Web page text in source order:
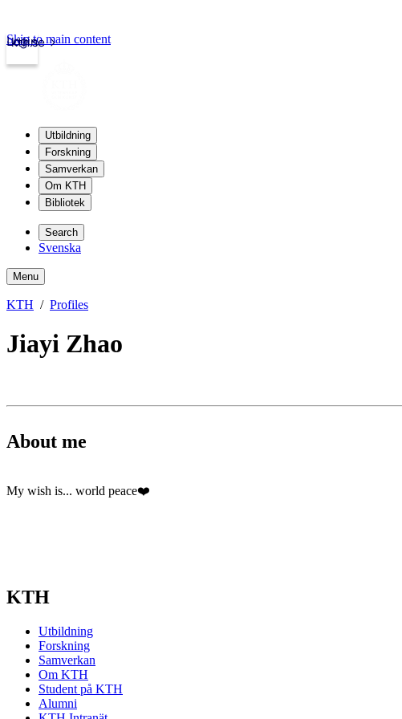
kth.se
Login
Skip to main content
Utbildning
Forskning
Samverkan
Om KTH
Bibliotek
Search
Svenska
Menu
KTH Profiles
Jiayi Zhao
About me
My wish is... world peace❤️
KTH
Utbildning
Forskning
Samverkan
Om KTH
Student på KTH
Alumni